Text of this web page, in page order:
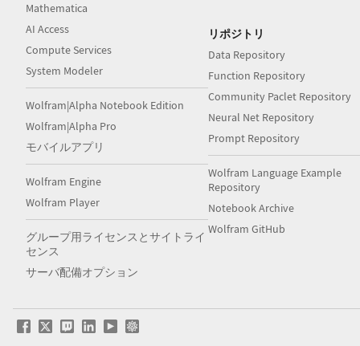
Mathematica
AI Access
Compute Services
System Modeler
Wolfram|Alpha Notebook Edition
Wolfram|Alpha Pro
モバイルアプリ
Wolfram Engine
Wolfram Player
グループ用ライセンスとサイトライ
センス
サーバ配備オプション
リポジトリ
Data Repository
Function Repository
Community Paclet Repository
Neural Net Repository
Prompt Repository
Wolfram Language Example
Repository
Notebook Archive
Wolfram GitHub